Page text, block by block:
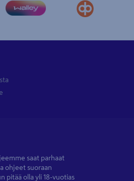
saat parhaat
ohjeet suoraan
pitää olla yli 18-vuotias